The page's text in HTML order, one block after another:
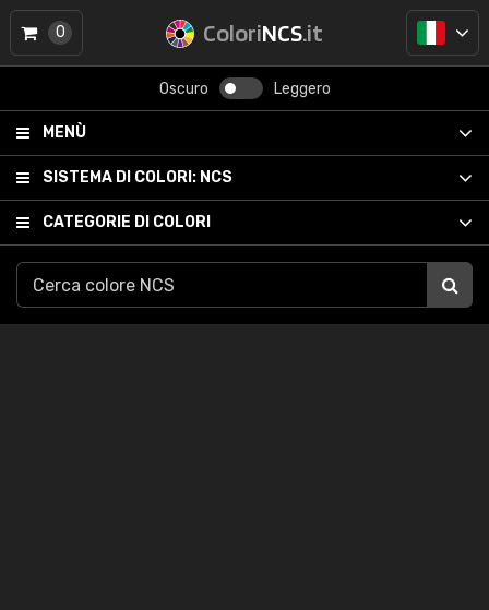
ColoriNCS.it
Oscuro Leggero
MENÙ
SISTEMA DI COLORI: NCS
CATEGORIE DI COLORI
0